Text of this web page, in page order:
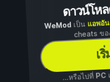
ดาวน์โห
WeModเป็น แอพอั
cheats ข
เ
...หรือไปที่ PC